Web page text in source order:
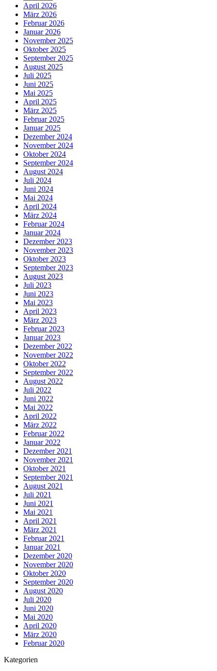
April 2026
März 2026
Februar 2026
Januar 2026
November 2025
Oktober 2025
September 2025
August 2025
Juli 2025
Juni 2025
Mai 2025
April 2025
März 2025
Februar 2025
Januar 2025
Dezember 2024
November 2024
Oktober 2024
September 2024
August 2024
Juli 2024
Juni 2024
Mai 2024
April 2024
März 2024
Februar 2024
Januar 2024
Dezember 2023
November 2023
Oktober 2023
September 2023
August 2023
Juli 2023
Juni 2023
Mai 2023
April 2023
März 2023
Februar 2023
Januar 2023
Dezember 2022
November 2022
Oktober 2022
September 2022
August 2022
Juli 2022
Juni 2022
Mai 2022
April 2022
März 2022
Februar 2022
Januar 2022
Dezember 2021
November 2021
Oktober 2021
September 2021
August 2021
Juli 2021
Juni 2021
Mai 2021
April 2021
März 2021
Februar 2021
Januar 2021
Dezember 2020
November 2020
Oktober 2020
September 2020
August 2020
Juli 2020
Juni 2020
Mai 2020
April 2020
März 2020
Februar 2020
Kategorien